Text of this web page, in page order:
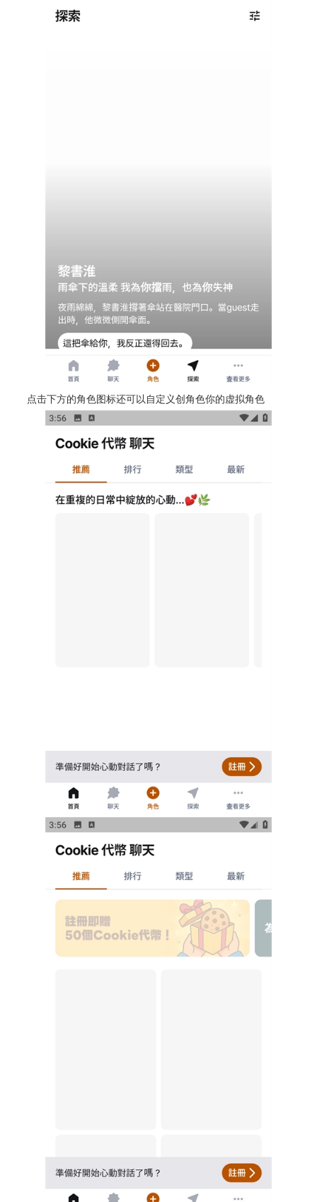
点击下方的角色图标还可以自定义创角色你的虚拟角色